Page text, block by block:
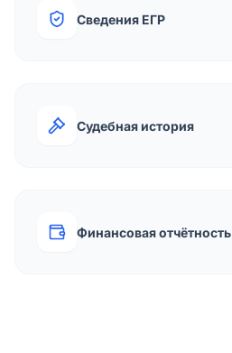
Сведения ЕГР
Судебная история
Финансовая отчётность